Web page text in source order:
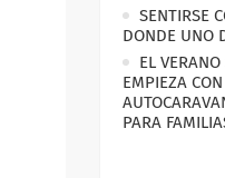
SENTIRSE
DONDE UNO
EL
EMPIEZA
PARA